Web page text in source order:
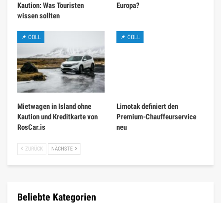
Kaution: Was Touristen
wissen sollten
Europa?
📌 COLL
Mietwagen in Island ohne
Kaution und Kreditkarte von
RosCar.is
📌 COLL
Limotak definiert den
Premium-Chauffeurservice
neu
ZURÜCK NÄCHSTE
Beliebte Kategorien